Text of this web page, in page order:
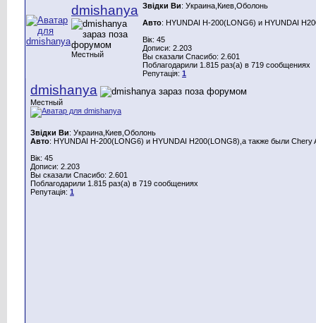
dmishanya
Местный
Звідки Ви: Украина,Киев,Оболонь
Авто: HYUNDAI H-200(LONG6) и HYUNDAI
Вік: 45
Дописи: 2.203
Вы сказали Спасибо: 2.601
Поблагодарили 1.815 раз(а) в 719 сообщениях
Репутація: 1
dmishanya
Местный
Звідки Ви: Украина,Киев,Оболонь
Авто: HYUNDAI H-200(LONG6) и HYUNDAI H200(LONG8),а также были Chery
Вік: 45
Дописи: 2.203
Вы сказали Спасибо: 2.601
Поблагодарили 1.815 раз(а) в 719 сообщениях
Репутація: 1